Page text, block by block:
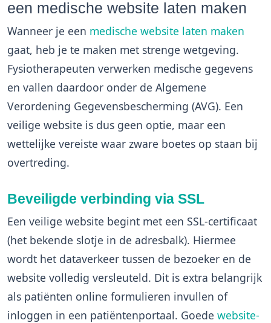
een medische website laten maken
Wanneer je een medische website laten maken
gaat, heb je te maken met strenge wetgeving.
Fysiotherapeuten verwerken medische gegevens
en vallen daardoor onder de Algemene
Verordening Gegevensbescherming (AVG). Een
veilige website is dus geen optie, maar een
wettelijke vereiste waar zware boetes op staan bij
overtreding.
Beveiligde verbinding via SSL
Een veilige website begint met een SSL-certificaat
(het bekende slotje in de adresbalk). Hiermee
wordt het dataverkeer tussen de bezoeker en de
website volledig versleuteld. Dit is extra belangrijk
als patiënten online formulieren invullen of
inloggen in een patiëntenportaal. Goede website-